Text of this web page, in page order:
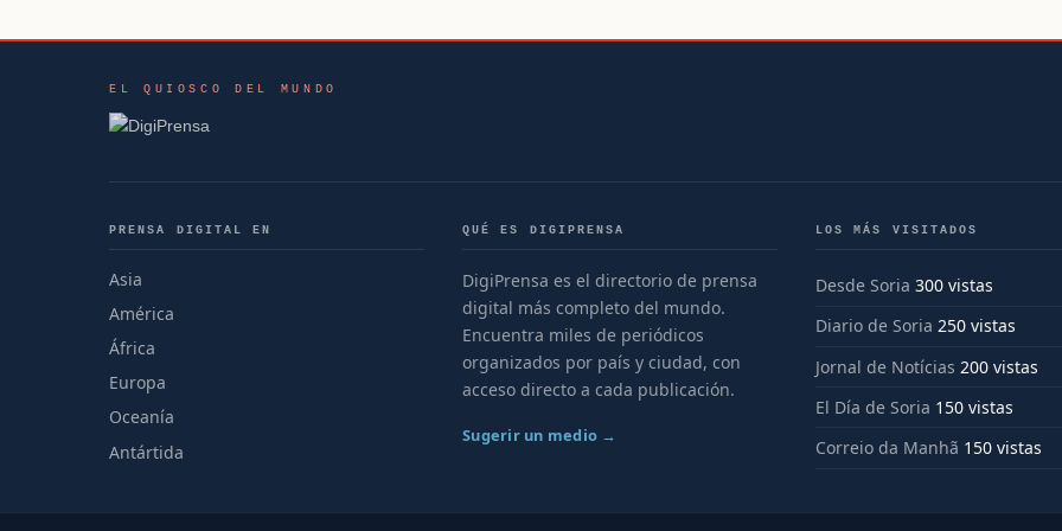
EL QUIOSCO DEL MUNDO
PRENSA DIGITAL EN
Asia
América
África
Europa
Oceanía
Antártida
QUÉ ES DIGIPRENSA
DigiPrensa es el directorio de prensa
digital más completo del mundo.
Encuentra miles de periódicos
organizados por país y ciudad, con
acceso directo a cada publicación.
Sugerir un medio →
LOS MÁS VISITADOS
Desde Soria 300 vistas
Diario de Soria 250 vistas
Jornal de Notícias 200 vistas
El Día de Soria 150 vistas
Correio da Manhã 150 vistas